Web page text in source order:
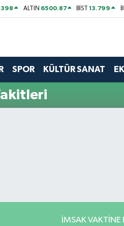
ALTIN 6500.87 BİST13.799
SPOR KÜLTÜR SANAT
İMSAK VAKTINE